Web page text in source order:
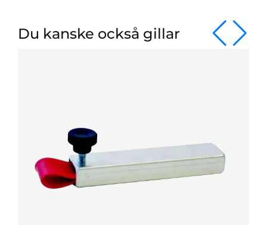
Du kanske också gillar